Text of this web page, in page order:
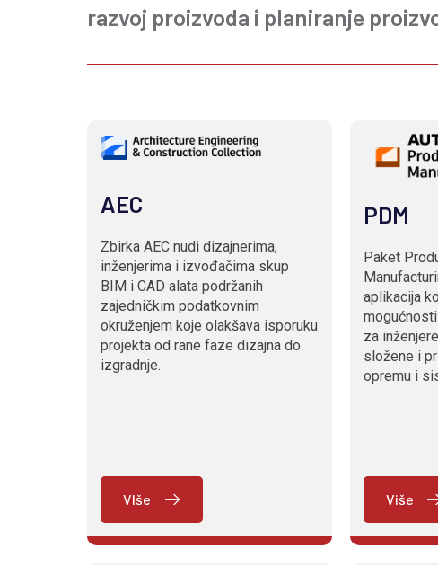
razvoj proizvoda i planiranje
AEC
Zbirka AEC nudi dizajnerima,
inženjerima i izvođačima skup
BIM i CAD alata podržanih
zajedničkim podatkovnim
okruženjem koje olakšava isporuku
projekta od rane faze dizajna do
izgradnje.
VIše
PDM
Paket
aplikacija
za
složene i
opremu i
Više